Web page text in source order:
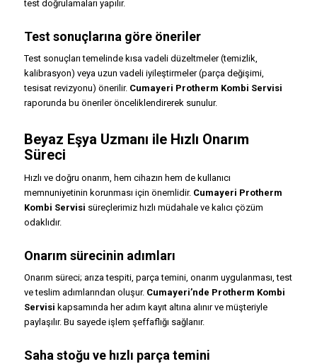
test doğrulamaları yapılır.
Test sonuçlarına göre öneriler
Test sonuçları temelinde kısa vadeli düzeltmeler (temizlik,
kalibrasyon) veya uzun vadeli iyileştirmeler (parça değişimi,
tesisat revizyonu) önerilir. Cumayeri Protherm Kombi Servisi
raporunda bu öneriler önceliklendirerek sunulur.
Beyaz Eşya Uzmanı ile Hızlı Onarım
Süreci
Hızlı ve doğru onarım, hem cihazın hem de kullanıcı
memnuniyetinin korunması için önemlidir. Cumayeri Protherm
Kombi Servisi süreçlerimiz hızlı müdahale ve kalıcı çözüm
odaklıdır.
Onarım sürecinin adımları
Onarım süreci; arıza tespiti, parça temini, onarım uygulanması, test
ve teslim adımlarından oluşur. Cumayeri’nde Protherm Kombi
Servisi kapsamında her adım kayıt altına alınır ve müşteriyle
paylaşılır. Bu sayede işlem şeffaflığı sağlanır.
Saha stoğu ve hızlı parça temini